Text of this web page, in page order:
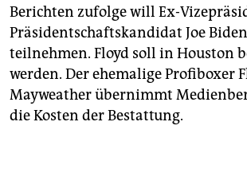
Berichten zufolge will Ex-
Präsidentschaftskandidat Joe
teilnehmen. Floyd soll in Houston
werden. Der ehemalige Profiboxer
Mayweather übernimmt
die Kosten der Bestattung.